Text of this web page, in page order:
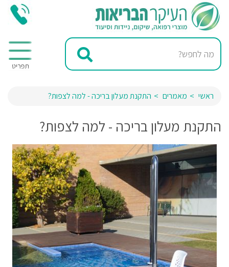
ראשי מאמרים התקנת מעלון בריכה - למה לצפות?
התקנת מעלון בריכה - למה לצפות?